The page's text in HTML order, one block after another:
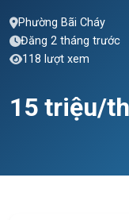
Phường Bãi Cháy
Đăng 2 tháng trước
118 lượt xem
15 triệu/